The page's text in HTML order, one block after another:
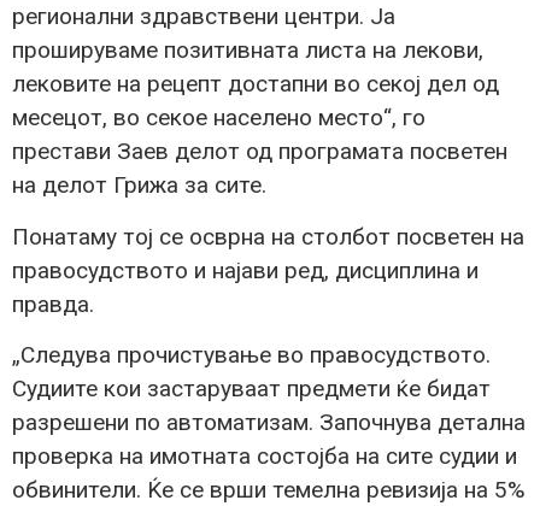
регионални здравствени центри. Ја
прошируваме позитивната листа на лекови,
лековите на рецепт достапни во секој дел од
месецот, во секое населено место“, го
престави Заев делот од програмата посветен
на делот Грижа за сите.
Понатаму тој се осврна на столбот посветен на
правосудството и најави ред, дисциплина и
правда.
„Следува прочистување во правосудството.
Судиите кои застаруваат предмети ќе бидат
разрешени по автоматизам. Започнува детална
проверка на имотната состојба на сите судии и
обвинители. Ќе се врши темелна ревизија на 5%